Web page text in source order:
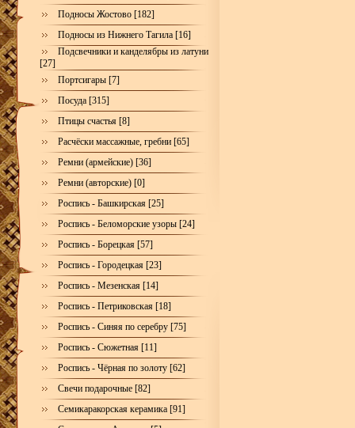
Подносы Жостово [182]
Подносы из Нижнего Тагила [16]
Подсвечники и канделябры из латуни
[27]
Портсигары [7]
Посуда [315]
Птицы счастья [8]
Расчёски массажные, гребни [65]
Ремни (армейские) [36]
Ремни (авторские) [0]
Роспись - Башкирская [25]
Роспись - Беломорские узоры [24]
Роспись - Борецкая [57]
Роспись - Городецкая [23]
Роспись - Мезенская [14]
Роспись - Петриковская [18]
Роспись - Синяя по серебру [75]
Роспись - Сюжетная [11]
Роспись - Чёрная по золоту [62]
Свечи подарочные [82]
Семикаракорская керамика [91]